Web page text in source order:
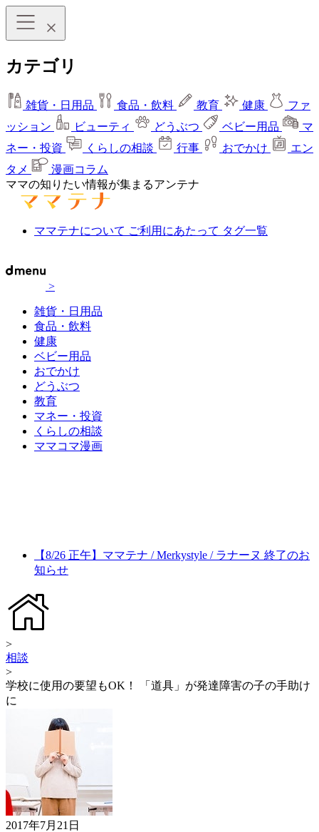
カテゴリ
雑貨・日用品 食品・飲料 教育 健康
ファ
ッション
ビューティ どうぶつ ベビー用品
マ
ネー・投資
くらしの相談 行事 おでかけ
エン
タメ
漫画コラム
ママの知りたい情報が集まるアンテナ
ママテナについて ご利用にあたって タグ一覧
>
雑貨・日用品
食品・飲料
健康
ベビー用品
おでかけ
どうぶつ
教育
マネー・投資
くらしの相談
ママコマ漫画
【8/26 正午】ママテナ / Merkystyle / ラナーヌ 終了のお
知らせ
>
相談
>
学校に使用の要望もOK！ 「道具」が発達障害の子の手助け
に
2017年7月21日